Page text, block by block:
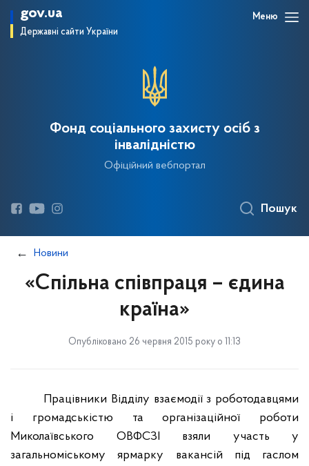
gov.ua
Державні сайти України
Меню
Фонд соціального захисту осіб з
інвалідністю
Офіційний вебпортал
Пошук
Новини
«Спільна співпраця – єдина
країна»
Опубліковано 26 червня 2015 року о 11:13
Працівники Відділу взаємодії з роботодавцями
і громадськістю та організаційної роботи
Миколаївського ОВФСЗІ взяли участь у
загальноміському ярмарку вакансій під гаслом